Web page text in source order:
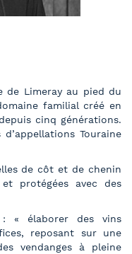
de Limeray au pied du
familial créé en
cinq générations.
Touraine
de côt et de chenin
protégées avec des
« élaborer des vins
reposant sur une
vendanges à pleine